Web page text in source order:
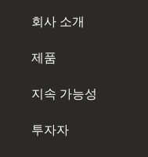
회사 소개
제품
지속 가능성
투자자